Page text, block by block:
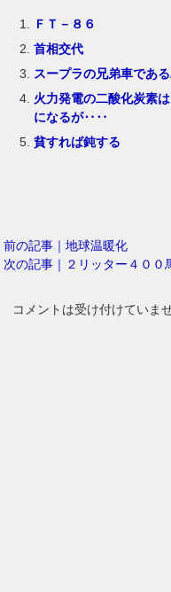
ＦＴ－８６
首相交代
スープラの兄弟車であ
火力発電の二酸化炭素
になるが‥‥
貧すれば鈍する
前の記事｜地球温暖化
次の記事｜２リッター４００
コメントは受け付けていませ